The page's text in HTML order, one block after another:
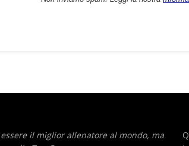
il miglior allenatore al mondo, ma